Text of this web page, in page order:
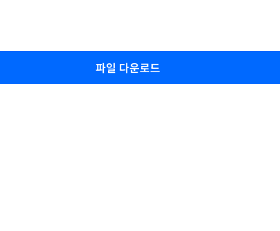
파일 다운로드